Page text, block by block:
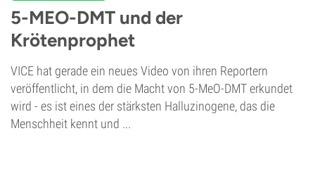
5-MEO-DMT und der
Krötenprophet
VICE hat gerade ein neues Video von ihren Reportern
veröffentlicht, in dem die Macht von 5-MeO-DMT erkundet
wird - es ist eines der stärksten Halluzinogene, das die
Menschheit kennt und ...